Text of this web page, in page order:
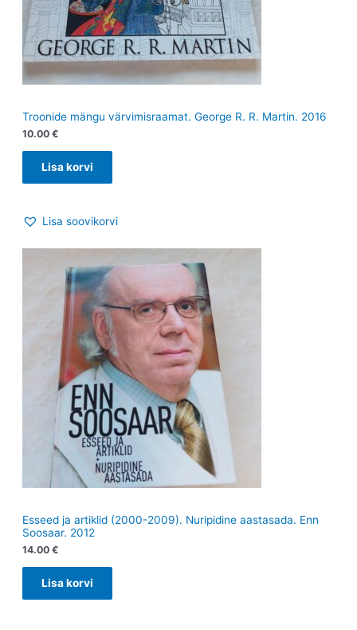
Troonide mängu värvimisraamat. George R. R. Martin. 2016
10.00 €
Lisa korvi
Lisa soovikorvi
Esseed ja artiklid (2000-2009). Nuripidine aastasada. Enn
Soosaar. 2012
14.00 €
Lisa korvi